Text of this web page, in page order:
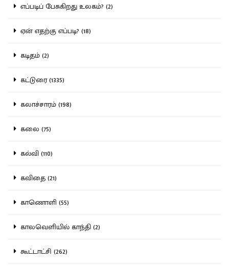
எப்படிப் பேசுகிறது உலகம்? (2)
ஏன் எதற்கு எப்படி? (18)
கடிதம் (2)
கட்டுரை (1335)
கலாச்சாரம் (198)
கலை (75)
கல்வி (110)
கவிதை (21)
காணொளி (55)
காலவெளியில் காந்தி (2)
கூட்டாட்சி (262)